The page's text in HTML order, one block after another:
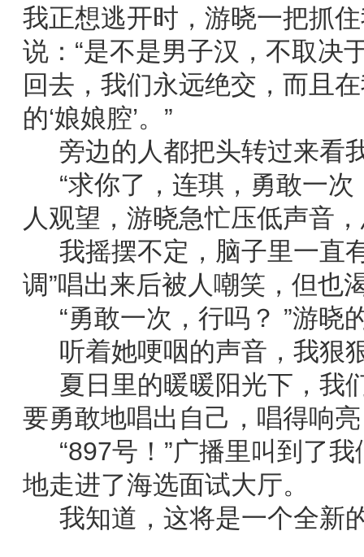
我正想逃开时，游晓一把抓
说：“是不是男子汉，不取决
回去，我们永远绝交，而且
的‘娘娘腔’。”
旁边的人都把头转过来看
“求你了，连琪，勇敢一次
人观望，游晓急忙压低声音
我摇摆不定，脑子里一直
调”唱出来后被人嘲笑，但也
“勇敢一次，行吗？ ”游晓
听着她哽咽的声音，我狠
夏日里的暖暖阳光下，我
要勇敢地唱出自己，唱得响
“897号！”广播里叫到了我
地走进了海选面试大厅。
我知道，这将是一个全新